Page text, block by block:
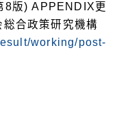
8版) APPENDIX更
合政策研究機構
working/post-